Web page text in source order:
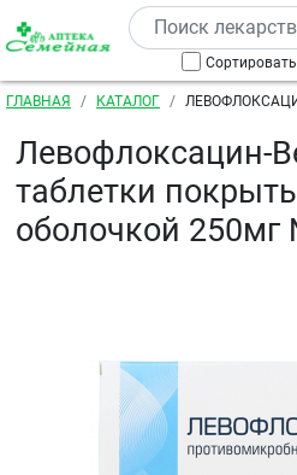
Перейти к основному
Строка навигации
ГЛАВНАЯ КАТАЛОГ
Левофлоксацин-
таблетки
оболочкой